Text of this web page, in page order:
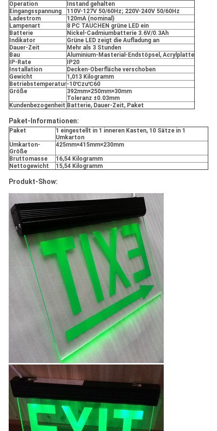
Operation
Instand gehalten
Eingangsspannung
110V-127V 50/60Hz; 220V-240V 50/60Hz
Ladestrom
120mA (nominal)
Lampenart
8 PC TAUCHEN grüne LED ein
Batterie
Nickel-Cadmiumbatterie 3.6V/0.3Ah
Indikator
Grüne LED zeigt die Aufladung an
Dauer-Zeit
Mehr als 3 Stunden
Bau
Aluminium-Masterial-Endstöpsel, Acrylplatte
IP-Rate
IP20
Installation
Decken-Oberfläche verschoben
Gewicht
1,013 Kilogramm
Betriebstemperatur-10℃zu℃60
Größe
392mm×250mm×30mm
Toleranz ±0.03mm
Kundenbezogenheit Batterie, Dauer-Zeit, Paket
Paket-Informationen:
Paket
1 eingestellt in 1 inneren Kasten, 10 Sätze in 1
Umkarton
Umkarton-
Größe
425mm×415mm×230mm
Bruttomasse
16,54 Kilogramm
Nettogewicht
15,54 Kilogramm
Produkt-Show: